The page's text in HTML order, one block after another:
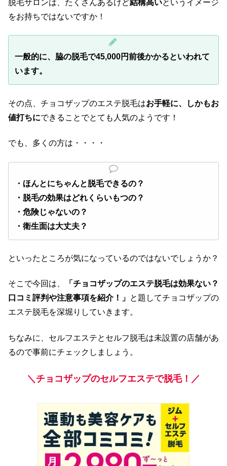
脱毛サロンは、たくさんあるけど結構高いというイメージ
をお持ちではないですか！
一般的に、脇の脱毛で45,000円前後かかるといわれて
います。
その点、チョコザップのエステ脱毛はお手軽に、しかもお
値打ちにできることでとても人気のようです！
でも、多くの方は・・・・
・ほんとにちゃんと脱毛できるの？
・脱毛の効果はどれくらいもつの？
・危険じゃないの？
・衛生面は大丈夫？
といったところが気になっているのではないでしょうか？
そこで今回は、
「チョコザップのエステ脱毛は効果ない？
口コミ評判や注意事項を紹介！」 と題してチョコザップの
エステ脱毛を深堀りしていきます。
ちなみに、セルフエステとセルフ脱毛は未設置の店舗があ
るので事前にチェックしましょう。
＼チョコザップのセルフエステで脱毛！／